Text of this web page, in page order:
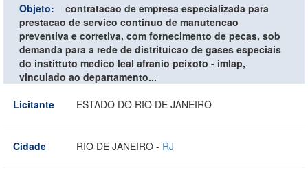
Objeto:
contratacao de empresa especializada para
prestacao de servico continuo de manutencao
preventiva e corretiva, com fornecimento de pecas, sob
demanda para a rede de distrituicao de gases especiais
do instittuto medico leal afranio peixoto - imlap,
vinculado ao departamento...
Licitante
ESTADO DO RIO DE JANEIRO
Cidade RIO DE JANEIRO - RJ